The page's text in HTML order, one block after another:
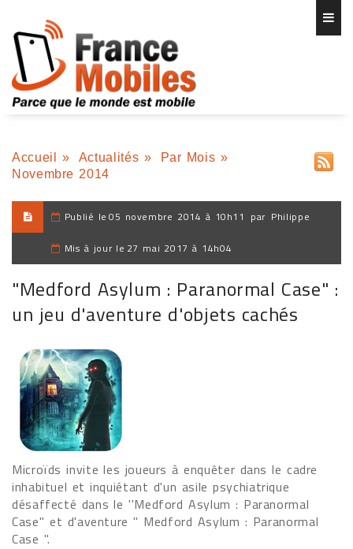
Accueil » Actualités » Par Mois »
Novembre 2014
Publié le 05 novembre 2014 à 10h11 par Philippe
Mis à jour le 27 mai 2017 à 14h04
"Medford Asylum : Paranormal Case" :
un jeu d'aventure d'objets cachés
Microïds invite les joueurs à enquêter dans le cadre
inhabituel et inquiétant d'un asile psychiatrique
désaffecté dans le ''Medford Asylum : Paranormal
Case'' et d'aventure " Medford Asylum : Paranormal
Case ".